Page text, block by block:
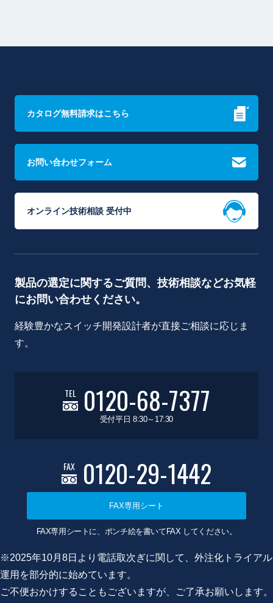
カタログ無料請求はこちら
お問い合わせフォーム
オンライン技術相談 受付中
製品の選定に関するご質問、技術相談などお気軽
にお問い合わせください。
経験豊かなスイッチ開発設計者が直接ご相談に応じま
す。
TEL 0120-68-7377
受付平日 8:30～17:30
FAX 0120-29-1442
FAX専用シート
FAX専用シートに、ポンチ絵を書いてFAX してください。
※2025年10月8日より電話取次ぎに関して、外注化トライアル
運用を部分的に始めています。
ご不便おかけすることもございますが、ご了承お願いします。